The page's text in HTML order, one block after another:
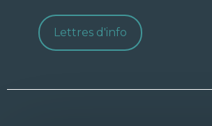
Lettres d'info